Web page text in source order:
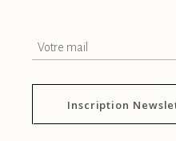
Inscription